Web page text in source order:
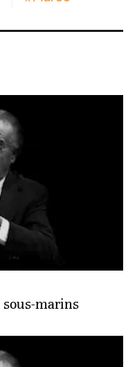
sous-marins